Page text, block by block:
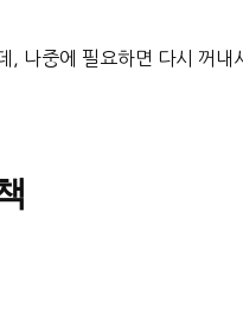
, 나중에 필요하면 다시 꺼내